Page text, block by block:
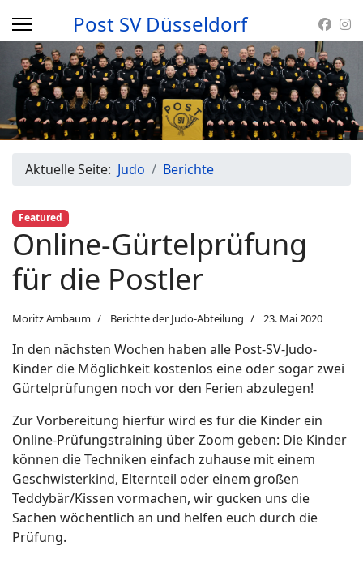
Post SV Düsseldorf
Aktuelle Seite: Judo Berichte
Featured
Online-Gürtelprüfung
für die Postler
Moritz Ambaum Berichte der Judo-Abteilung 23. Mai 2020
In den nächsten Wochen haben alle Post-SV-Judo-
Kinder die Möglichkeit kostenlos eine oder sogar zwei
Gürtelprüfungen noch vor den Ferien abzulegen!
Zur Vorbereitung hierfür wird es für die Kinder ein
Online-Prüfungstraining über Zoom geben: Die Kinder
können die Techniken einfach zuhause mit einem
Geschwisterkind, Elternteil oder einem großen
Teddybär/Kissen vormachen, wir gucken uns die
Sachen wöchentlich an und helfen euch durch die
Prüfung.